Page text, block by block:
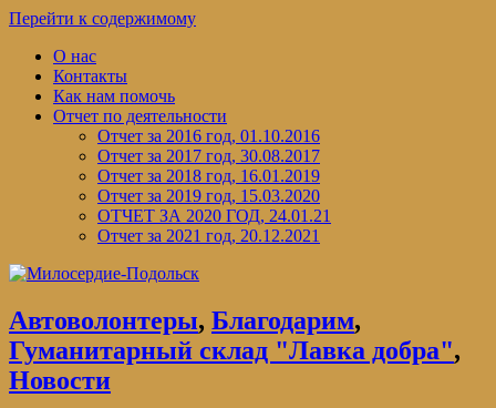
Перейти к содержимому
О нас
Контакты
Как нам помочь
Отчет по деятельности
Отчет за 2016 год, 01.10.2016
Отчет за 2017 год, 30.08.2017
Отчет за 2018 год, 16.01.2019
Отчет за 2019 год, 15.03.2020
ОТЧЕТ ЗА 2020 ГОД, 24.01.21
Отчет за 2021 год, 20.12.2021
Автоволонтеры, Благодарим,
Гуманитарный склад "Лавка добра",
Новости